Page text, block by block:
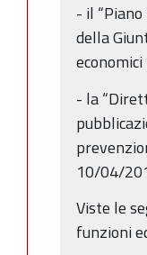
- il
della
- la
10/04/
Viste le
funzioni